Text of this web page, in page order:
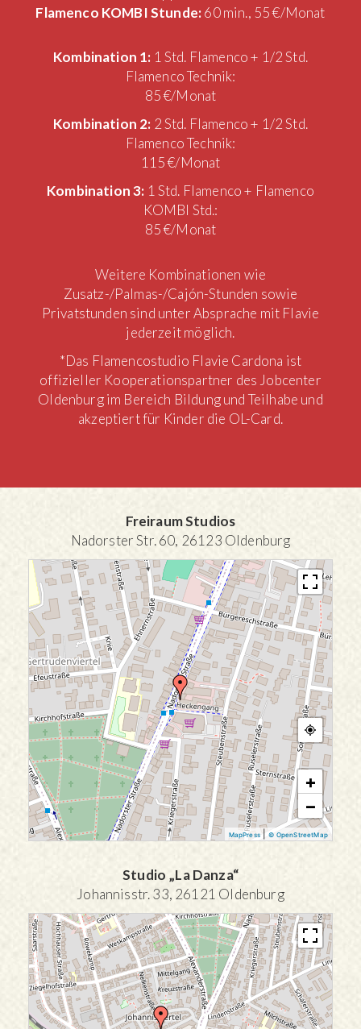
Flamenco KOMBI Stunde:60 min., 55 €/Monat
Kombination 1: 1 Std. Flamenco + 1/2 Std.
Flamenco Technik:
85 €/Monat
Kombination 2: 2 Std. Flamenco + 1/2 Std.
Flamenco Technik:
115 €/Monat
Kombination 3: 1 Std. Flamenco + Flamenco
KOMBI Std.:
85 €/Monat
Weitere Kombinationen wie
Zusatz-/Palmas-/Cajón-Stunden sowie
Privatstunden sind unter Absprache mit Flavie
jederzeit möglich.
*Das Flamencostudio Flavie Cardona ist
offizieller Kooperationspartner des Jobcenter
Oldenburg im Bereich Bildung und Teilhabe und
akzeptiert für Kinder die OL-Card.
Freiraum Studios
Nadorster Str. 60, 26123 Oldenburg
+
−
MapPress|© OpenStreetMap
Studio „La Danza“
Johannisstr. 33, 26121 Oldenburg